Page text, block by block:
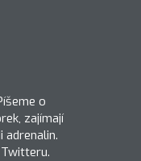
o
zajímají
adrenalin.